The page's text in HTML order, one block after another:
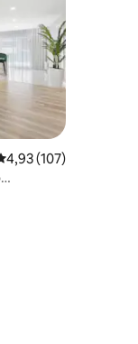
141
4,93 (107)